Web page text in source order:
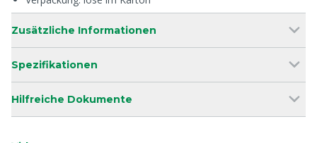
Zusätzliche Informationen
Spezifikationen
Hilfreiche Dokumente